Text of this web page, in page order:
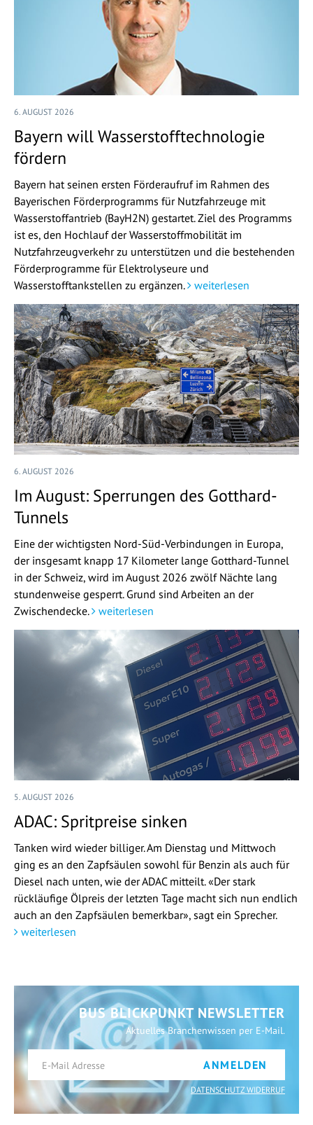
6. AUGUST 2026
Bayern will Wasserstofftechnologie
fördern
Bayern hat seinen ersten Förderaufruf im Rahmen des
Bayerischen Förderprogramms für Nutzfahrzeuge mit
Wasserstoffantrieb (BayH2N) gestartet. Ziel des Programms
ist es, den Hochlauf der Wasserstoffmobilität im
Nutzfahrzeugverkehr zu unterstützen und die bestehenden
Förderprogramme für Elektrolyseure und
Wasserstofftankstellen zu ergänzen.
weiterlesen
6. AUGUST 2026
Im August: Sperrungen des Gotthard-
Tunnels
Eine der wichtigsten Nord-Süd-Verbindungen in Europa,
der insgesamt knapp 17 Kilometer lange Gotthard-Tunnel
in der Schweiz, wird im August 2026 zwölf Nächte lang
stundenweise gesperrt. Grund sind Arbeiten an der
Zwischendecke.
weiterlesen
5. AUGUST 2026
ADAC: Spritpreise sinken
Tanken wird wieder billiger. Am Dienstag und Mittwoch
ging es an den Zapfsäulen sowohl für Benzin als auch für
Diesel nach unten, wie der ADAC mitteilt. «Der stark
rückläufige Ölpreis der letzten Tage macht sich nun endlich
auch an den Zapfsäulen bemerkbar», sagt ein Sprecher.
weiterlesen
BUS BLICKPUNKT NEWSLETTER
Aktuelles Branchenwissen per E-Mail.
ANMELDEN
DATENSCHUTZ WIDERRUF